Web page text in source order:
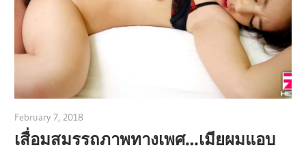
February 7, 2018
เสื่อมสมรรถภาพทางเพศ…เมียผมแอบ